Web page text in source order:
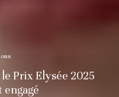
Prix Elysée 2025
engagé